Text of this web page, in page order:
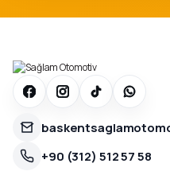
+90 (312) 512 57 58